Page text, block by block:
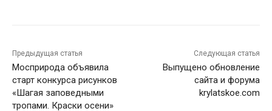
Предыдущая статья
Мосприрода объявила
старт конкурса рисунков
«Шагая заповедными
тропами. Краски осени»
Следующая статья
Выпущено обновление
сайта и форума
krylatskoe.com